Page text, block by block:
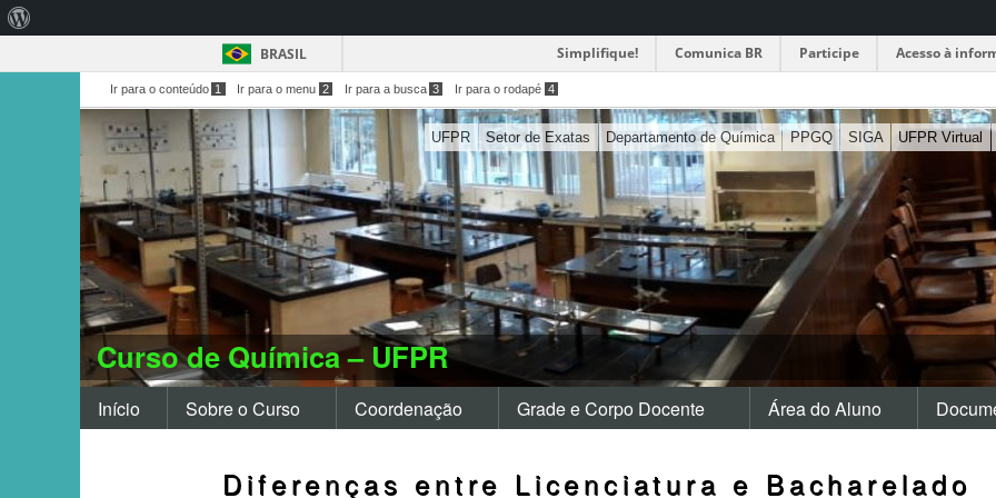
BRASIL Simplifique! Comunica BR Participe Acesso à
Ir para o conteúdo 1 Ir para o menu 2 Ir para a busca 3 Ir para o rodapé 4
UFPR Setor de Exatas Departamento de Química PPGQ SIGA UFPR Virtual
Curso de Química – UFPR
Início Sobre o Curso Coordenação Grade e Corpo Docente Área do Aluno
Diferenças entre Licenciatura e Bacharelado